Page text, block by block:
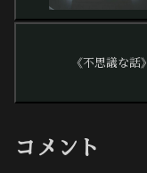
《不思議な話
コメント